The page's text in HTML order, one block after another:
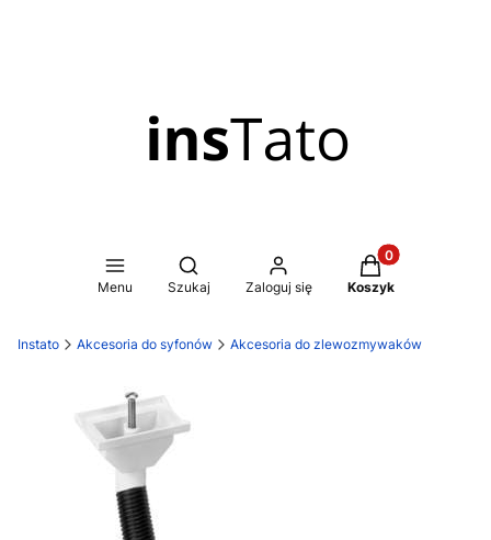
Menu
Otwórz wyszukiwarkę
Szukaj Zaloguj się
Produkty w
Koszyk
Instato Akcesoria do syfonów Akcesoria do zlewozmywaków